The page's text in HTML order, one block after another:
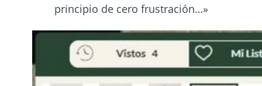
principio de cero frustración…»